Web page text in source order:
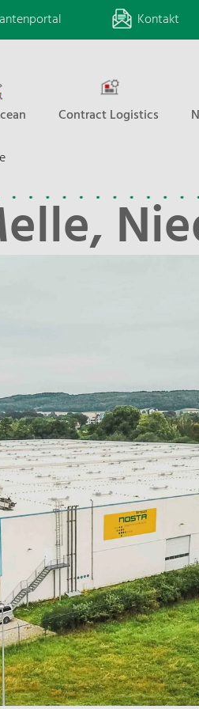
Kontakt
Contract Logistics